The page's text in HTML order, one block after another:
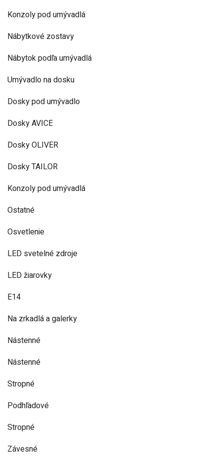
Konzoly pod umývadlá
Nábytkové zostavy
Nábytok podľa umývadlá
Umývadlo na dosku
Dosky pod umývadlo
Dosky AVICE
Dosky OLIVER
Dosky TAILOR
Konzoly pod umývadlá
Ostatné
Osvetlenie
LED svetelné zdroje
LED žiarovky
E14
Na zrkadlá a galerky
Nástenné
Nástenné
Stropné
Podhľadové
Stropné
Závesné